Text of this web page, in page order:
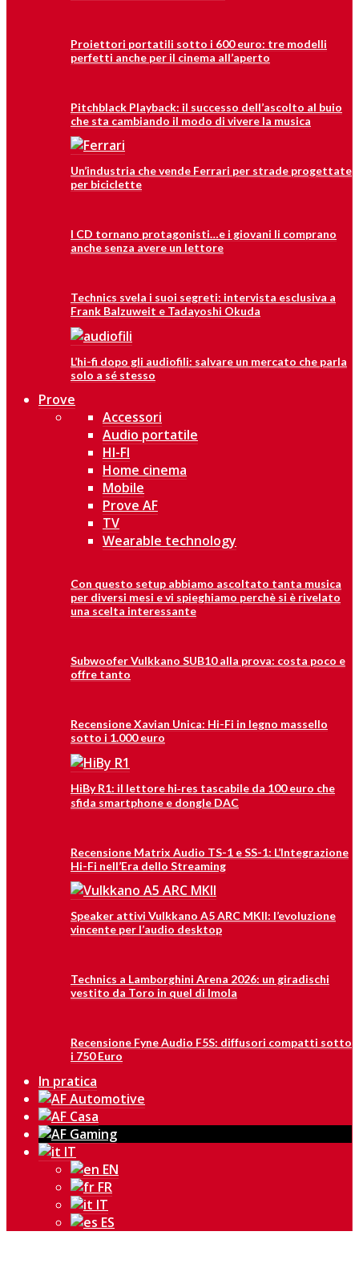
Proiettori portatili sotto i 600 euro: tre modelli
perfetti anche per il cinema all’aperto
Pitchblack Playback: il successo dell’ascolto al buio
che sta cambiando il modo di vivere la musica
Un’industria che vende Ferrari per strade progettate
per biciclette
I CD tornano protagonisti…e i giovani li comprano
anche senza avere un lettore
Technics svela i suoi segreti: intervista esclusiva a
Frank Balzuweit e Tadayoshi Okuda
L’hi-fi dopo gli audiofili: salvare un mercato che parla
solo a sé stesso
Prove
Accessori
Audio portatile
HI-FI
Home cinema
Mobile
Prove AF
TV
Wearable technology
Con questo setup abbiamo ascoltato tanta musica
per diversi mesi e vi spieghiamo perchè si è rivelato
una scelta interessante
Subwoofer Vulkkano SUB10 alla prova: costa poco e
offre tanto
Recensione Xavian Unica: Hi-Fi in legno massello
sotto i 1.000 euro
HiBy R1: il lettore hi‑res tascabile da 100 euro che
sfida smartphone e dongle DAC
Recensione Matrix Audio TS-1 e SS-1: L’Integrazione
Hi-Fi nell’Era dello Streaming
Speaker attivi Vulkkano A5 ARC MKII: l’evoluzione
vincente per l’audio desktop
Technics a Lamborghini Arena 2026: un giradischi
vestito da Toro in quel di Imola
Recensione Fyne Audio F5S: diffusori compatti sotto
i 750 Euro
In pratica
IT
EN
FR
IT
ES